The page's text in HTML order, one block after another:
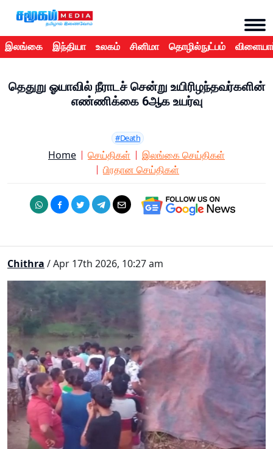
இலங்கை இந்தியா உலகம் சினிமா தொழில்நுட்பம்
தெதுறு ஓயாவில் நீராடச் சென்று உயிரிழந்தவர்களின்
எண்ணிக்கை 6ஆக உயர்வு
#Death
Home செய்திகள்
இலங்கை செய்திகள்
பிரதான செய்திகள்
Chithra / Apr 17th 2026, 10:27 am